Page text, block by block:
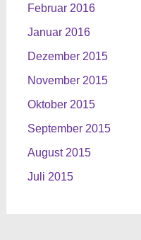
Februar 2016
Januar 2016
Dezember 2015
November 2015
Oktober 2015
September 2015
August 2015
Juli 2015